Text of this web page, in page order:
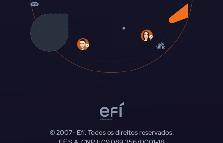
© 2007-Efí. Todos os direitos reservados.